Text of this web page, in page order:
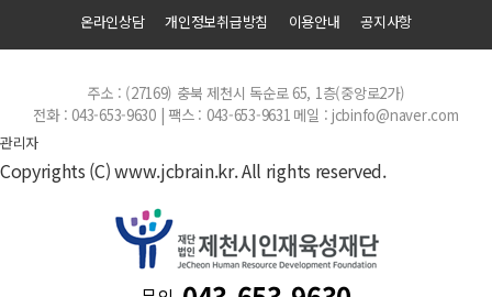
온라인상담 개인정보취급방침 이용안내 공지사항
주소 : (27169) 충북 제천시 독순로 65, 1층(중앙로2가)
전화 : 043-653-9630 | 팩스 : 043-653-9631 메일 : jcbinfo@naver.com
관리자
Copyrights (C) www.jcbrain.kr. All rights reserved.